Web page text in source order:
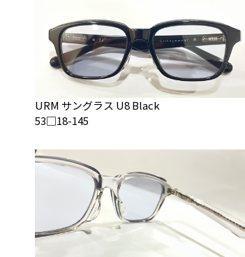
URM サングラス U8 Black
53□18-145